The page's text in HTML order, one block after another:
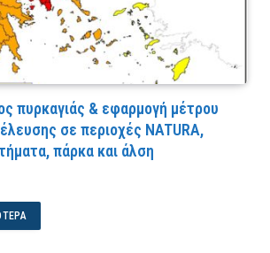
πυρκαγιάς & εφαρμογή μέτρου
σε περιοχές NATURA,
πάρκα και άλση